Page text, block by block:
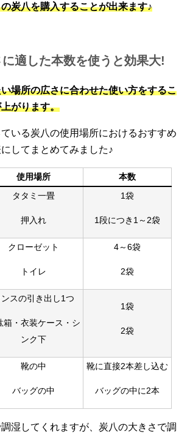
炭八を購入することが出来ます♪
適した本数を使うと効果大!
場所の広さに合わせた使い方をするこ
がります。
いる炭八の使用場所におけるおすすめ
してまとめてみました♪
使用場所 本数
タタミ一畳
押入れ
1袋
1段につき1～2袋
クローゼット
トイレ
4～6袋
2袋
ンスの引き出し1つ
箱・衣装ケース・シ
ンク下
1袋
2袋
靴の中
バッグの中
靴に直接2本差し込む
バッグの中に2本
湿してくれますが、炭八の大きさで調